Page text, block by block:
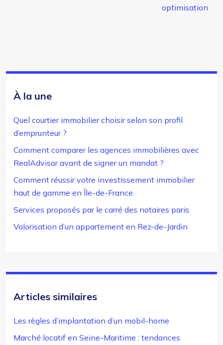
optimisation
À la une
Quel courtier immobilier choisir selon son profil
d’emprunteur ?
Comment comparer les agences immobilières avec
RealAdvisor avant de signer un mandat ?
Comment réussir votre investissement immobilier
haut de gamme en Île-de-France
Services proposés par le carré des notaires paris
Valorisation d’un appartement en Rez-de-Jardin
Articles similaires
Les règles d’implantation d’un mobil-home
Marché locatif en Seine-Maritime : tendances